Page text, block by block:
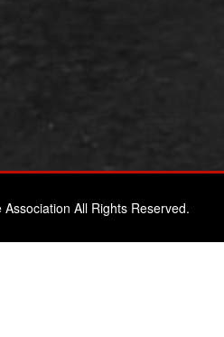
All Rights Reserved.